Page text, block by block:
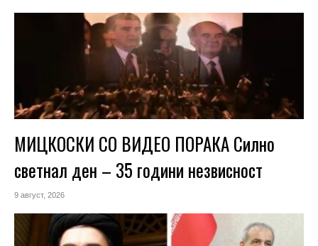
МИЦКОСКИ СО ВИДЕО ПОРАКА Силно
светнал ден – 35 години незвисност
9 август, 2026